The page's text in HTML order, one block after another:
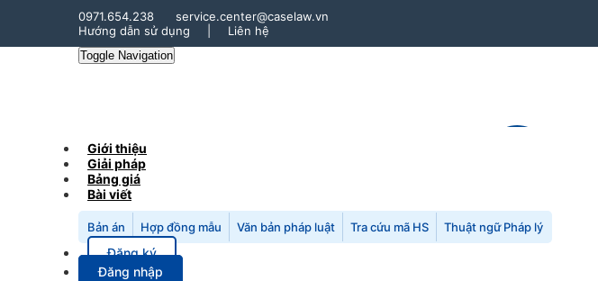
0971.654.238
service.center@caselaw.vn
Hướng dẫn sử dụng
Liên hệ
Toggle Navigation
Giới thiệu
Giải pháp
Bảng giá
Bài viết
Bản án Hợp đồng mẫu Văn bản pháp luật Tra cứu mã HS Thuật ngữ Pháp lý
Đăng ký
Đăng nhập